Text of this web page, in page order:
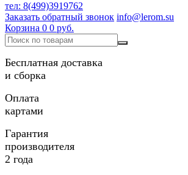
тел: 8(499)3919762
Заказать обратный звонок info@lerom.su
Корзина 0 0 руб.
Бесплатная доставка
и сборка
Оплата
картами
Гарантия
производителя
2 года